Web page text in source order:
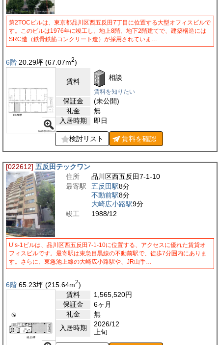
第2TOCビルは、東京都品川区西五反田7丁目に位置する大型オフィスビルで
す。このビルは1976年に竣工し、地上8階、地下2階建てで、建築構造には
SRC造（鉄骨鉄筋コンクリート造）が採用されていま…
6階 20.29坪 (67.07m2)
賃料 相談
賃料を知りたい
保証金
(未公開)
礼金
無
入居時期
即日
検討リスト 賃料を確認
[022612] 五反田テックワン
住所
品川区西五反田7-1-10
最寄駅
五反田駅8分
不動前駅8分
大崎広小路駅9分
竣工
1988/12
U’s-1ビルは、品川区西五反田7-1-10に位置する、アクセスに優れた賃貸オ
フィスビルです。最寄駅は東急目黒線の不動前駅で、徒歩7分圏内にありま
す。さらに、東急池上線の大崎広小路駅や、JR山手…
6階 65.23坪 (215.64m2)
賃料
1,565,520円
保証金
6ヶ月
礼金
無
入居時期
2026/12
上旬